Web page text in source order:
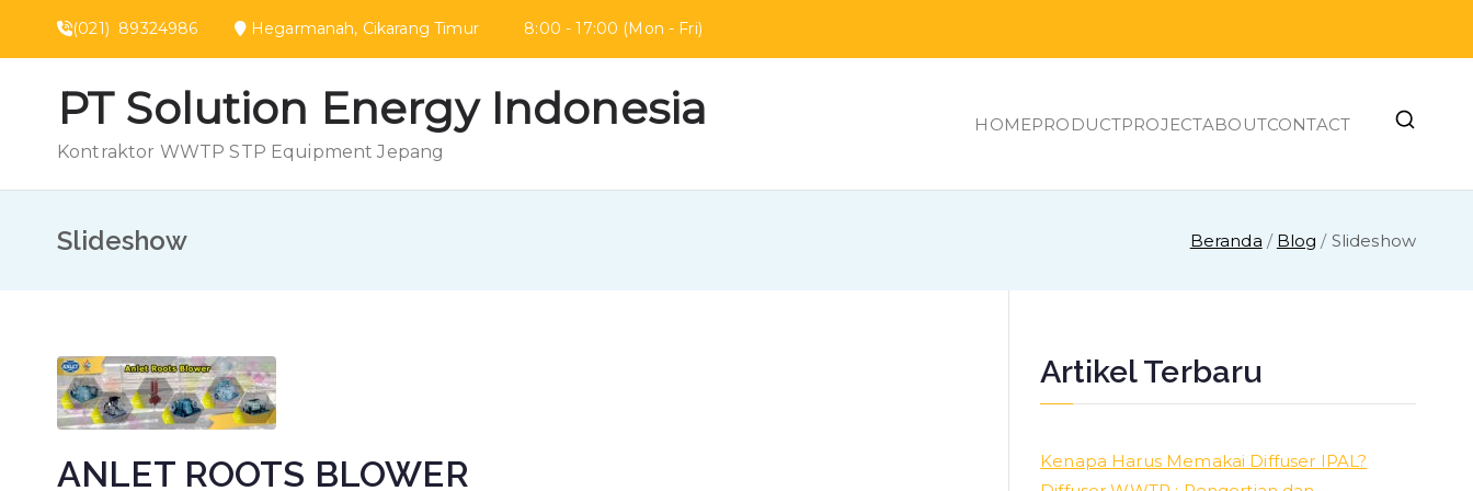
(021) 89324986 Hegarmanah, Cikarang Timur 8:00 - 17:00 (Mon - Fri)
PT Solution Energy Indonesia
Kontraktor WWTP STP Equipment Jepang
HOMEPRODUCTPROJECTABOUTCONTACT
Slideshow Beranda Blog Slideshow
ANLET ROOTS BLOWER
Artikel Terbaru
Kenapa Harus Memakai Diffuser IPAL?